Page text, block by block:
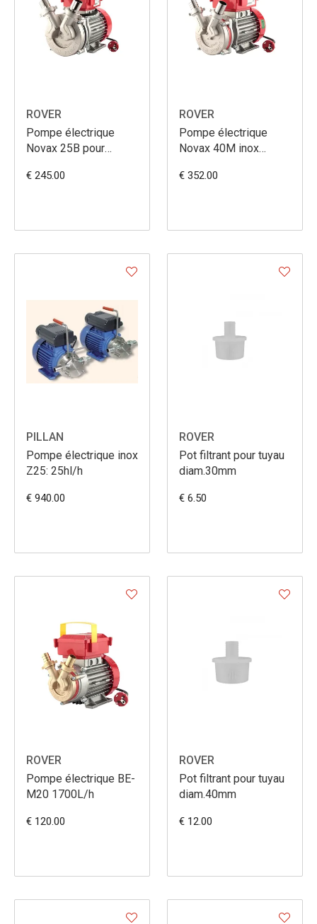
ROVER
Pompe électrique
Novax 25B pour
€ 245.00
ROVER
Pompe électrique
Novax 40M inox
€ 352.00
PILLAN
Pompe électrique inox
Z25: 25hl/h
€ 940.00
ROVER
Pot filtrant pour tuyau
diam.30mm
€ 6.50
ROVER
Pompe électrique BE-
M20 1700L/h
€ 120.00
ROVER
Pot filtrant pour tuyau
diam.40mm
€ 12.00